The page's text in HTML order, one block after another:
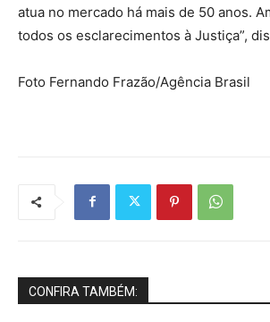
atua no mercado há mais de 50 anos.
todos os esclarecimentos à Justiça”,
Foto Fernando Frazão/Agência Brasil
CONFIRA TAMBÉM: